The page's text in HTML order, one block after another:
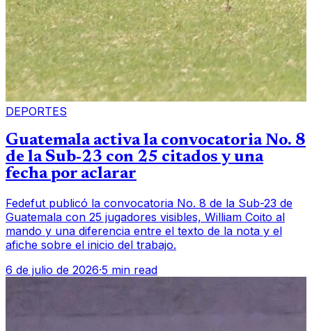
DEPORTES
Guatemala activa la convocatoria No. 8
de la Sub-23 con 25 citados y una
fecha por aclarar
Fedefut publicó la convocatoria No. 8 de la Sub-23 de
Guatemala con 25 jugadores visibles, William Coito al
mando y una diferencia entre el texto de la nota y el
afiche sobre el inicio del trabajo.
6 de julio de 2026·5 min read